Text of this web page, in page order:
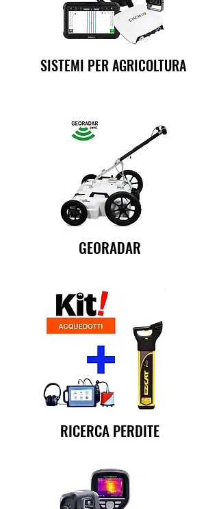
SISTEMI PER AGRICOLTURA
GEORADAR
RICERCA PERDITE